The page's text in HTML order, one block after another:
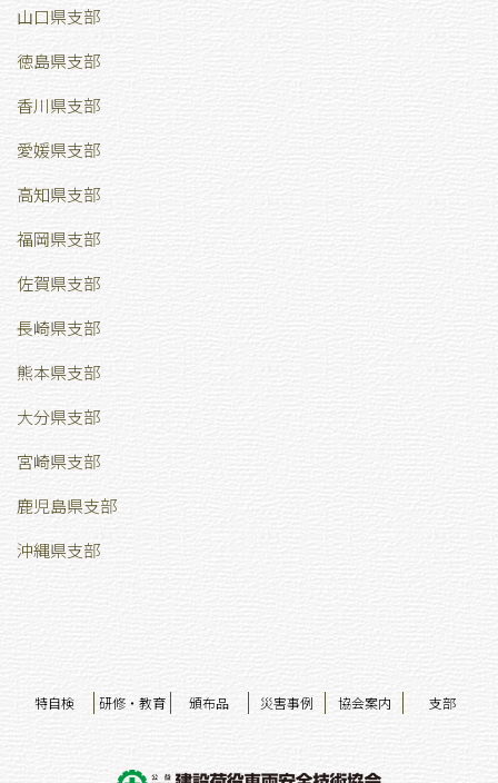
山口県支部
徳島県支部
香川県支部
愛媛県支部
高知県支部
福岡県支部
佐賀県支部
長崎県支部
熊本県支部
大分県支部
宮崎県支部
鹿児島県支部
沖縄県支部
特自検 研修・教育 頒布品 災害事例 協会案内 支部